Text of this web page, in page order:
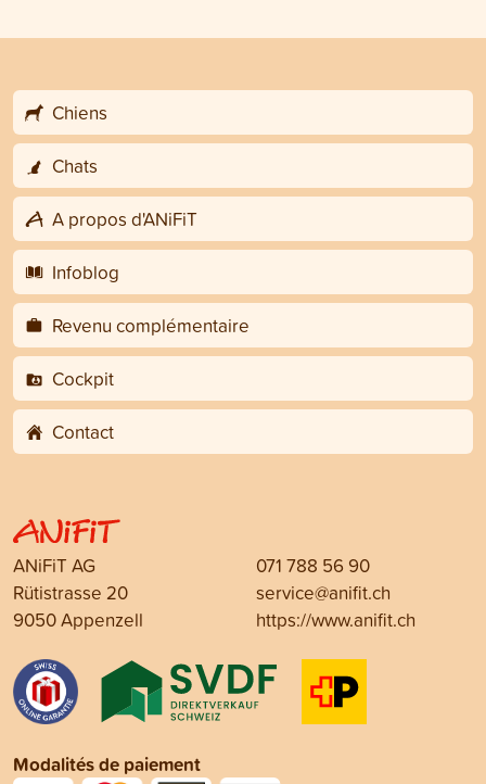
Chiens
Chats
A propos d'ANiFiT
Infoblog
Revenu complémentaire
Cockpit
Contact
ANiFiT AG
Rütistrasse 20
9050 Appenzell
071 788 56 90
service@anifit.ch
https://www.anifit.ch
Modalités de paiement